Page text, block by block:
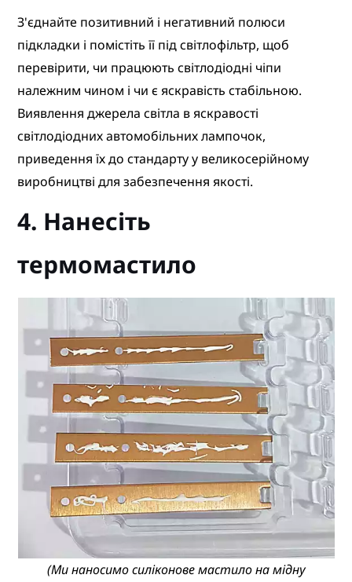
З'єднайте позитивний і негативний полюси
підкладки і помістіть її під світлофільтр, щоб
перевірити, чи працюють світлодіодні чіпи
належним чином і чи є яскравість стабільною.
Виявлення джерела світла в яскравості
світлодіодних автомобільних лампочок,
приведення їх до стандарту у великосерійному
виробництві для забезпечення якості.
4. Нанесіть
термомастило
(Ми наносимо силіконове мастило на мідну